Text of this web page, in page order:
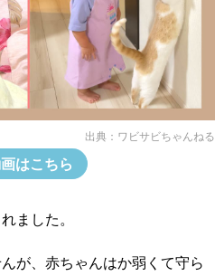
出典： ワビサビちゃんねる
はこちら
ました。
が、赤ちゃんはか弱くて守ら